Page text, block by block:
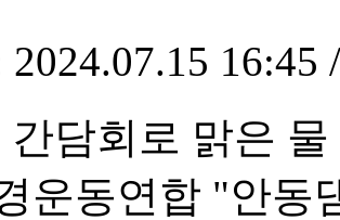
2024.07.15 16:45
간담회로 맑은
운동연합 "안동